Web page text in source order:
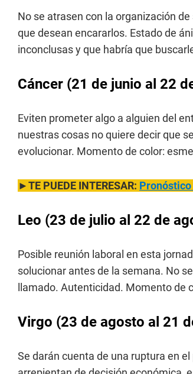
No se atrasen con la organización
que desean encararlos. Estado de
inconclusas y que habría que
Cáncer (21 de junio al 22
Eviten prometer algo a alguien del
nuestras cosas no quiere decir que
evolucionar. Momento de color:
►TE PUEDE INTERESAR:
Leo (23 de julio al 22 de
Posible reunión laboral en esta
solucionar antes de la semana. No
llamado. Autenticidad. Momento de
Virgo (23 de agosto al 21
Se darán cuenta de una ruptura en